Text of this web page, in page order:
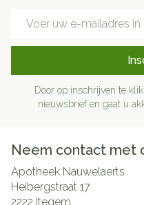
Door op inschrijven te
nieuwsbrief en gaat u
Neem contact met
Apotheek Nauwelaerts
Heibergstraat 17
2222 Itegem